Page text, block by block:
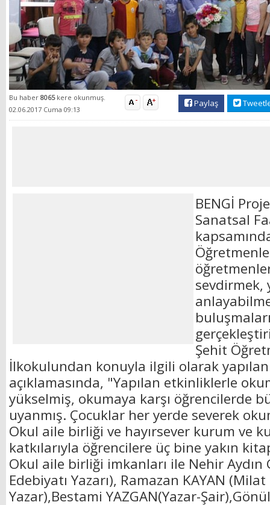
Bu haber 8065 kere okunmuş.
02.06.2017 Cuma 09:13
Paylaş
BENGİ
Sanatsal
sevdirmek,
Şehit
İlkokulundan konuyla ilgili olarak yapılan
açıklamasında, "Yapılan etkinliklerle
yükselmiş, okumaya karşı öğrencilerde
uyanmış. Çocuklar her yerde severek
Okul aile birliği ve hayırsever kurum ve
katkılarıyla öğrencilere üç bine yakın
Okul aile birliği imkanları ile Nehir Aydın
Edebiyatı Yazarı), Ramazan KAYAN
Yazar),Bestami YAZGAN(Yazar-